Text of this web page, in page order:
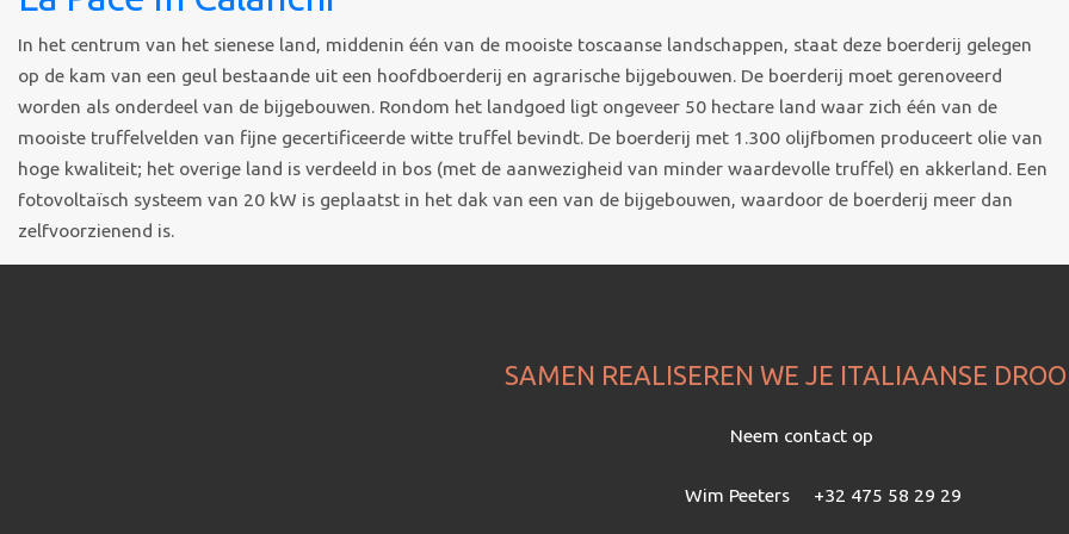
In het centrum van het sienese land, middenin één van de mooiste toscaanse landschappen, staat deze boerderij gelegen
op de kam van een geul bestaande uit een hoofdboerderij en agrarische bijgebouwen. De boerderij moet gerenoveerd
worden als onderdeel van de bijgebouwen. Rondom het landgoed ligt ongeveer 50 hectare land waar zich één van de
mooiste truffelvelden van fijne gecertificeerde witte truffel bevindt. De boerderij met 1.300 olijfbomen produceert olie van
hoge kwaliteit; het overige land is verdeeld in bos (met de aanwezigheid van minder waardevolle truffel) en akkerland. Een
fotovoltaïsch systeem van 20 kW is geplaatst in het dak van een van de bijgebouwen, waardoor de boerderij meer dan
zelfvoorzienend is.
SAMEN REALISEREN WE JE ITALIAANSE
Neem contact op
Wim Peeters +32 475 58 29 29